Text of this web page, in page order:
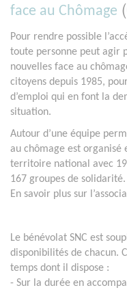
face au Chômage
Pour rendre possible
toute personne peut agir
nouvelles face au
citoyens depuis 1985,
d’emploi qui en font la
situation.
Autour d’une équipe
au chômage est organisé
territoire national avec
167 groupes de solidarité.
En savoir plus sur
Le bénévolat SNC est
disponibilités de chacun.
temps dont il dispose :
- Sur la durée en